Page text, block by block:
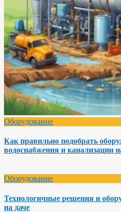
Оборудование
Как правильно подобрать
водоснабжения и канализации
Оборудование
Технологичные решения и
на даче